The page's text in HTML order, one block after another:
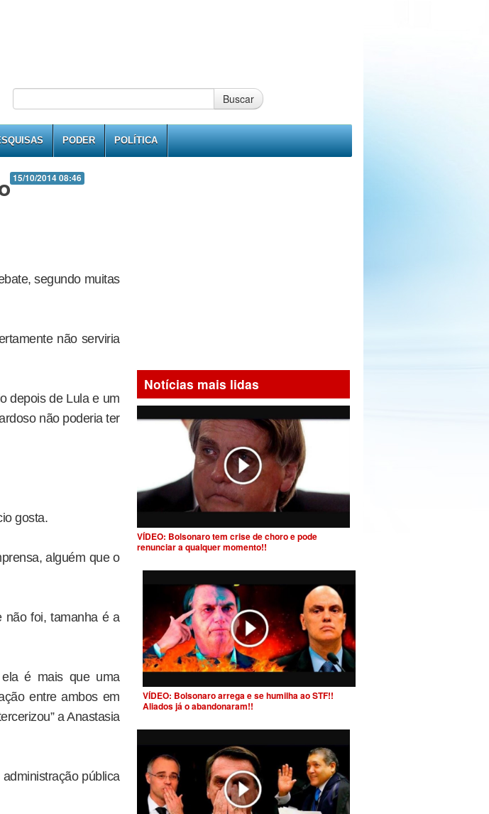
Buscar
PODER POLÍTICA
15/10/2014 08:46
segundo muitas
não serviria
depois de Lula e um
não poderia ter
gosta.
alguém que o
não foi, tamanha é a
é mais que uma
entre ambos em
a Anastasia
pública
Notícias mais lidas
VÍDEO: Bolsonaro tem crise de choro e pode
renunciar a qualquer momento!!
VÍDEO: Bolsonaro arrega e se humilha ao STF!!
Aliados já o abandonaram!!